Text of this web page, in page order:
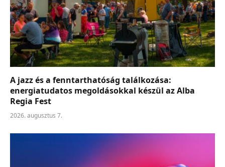
A jazz és a fenntarthatóság találkozása:
energiatudatos megoldásokkal készül az Alba
Regia Fest
2026. augusztus 7.